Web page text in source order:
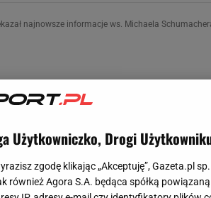
najnowsze informacje ws. Michaela
Użytkowniczko, Drogi
zgodę klikając „Akceptuję”, Gazeta.pl
również Agora S.A. będąca spółką